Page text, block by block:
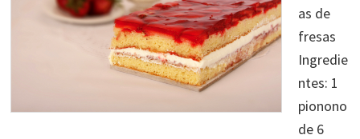
as de
fresas
Ingredie
ntes: 1
pionono
de 6